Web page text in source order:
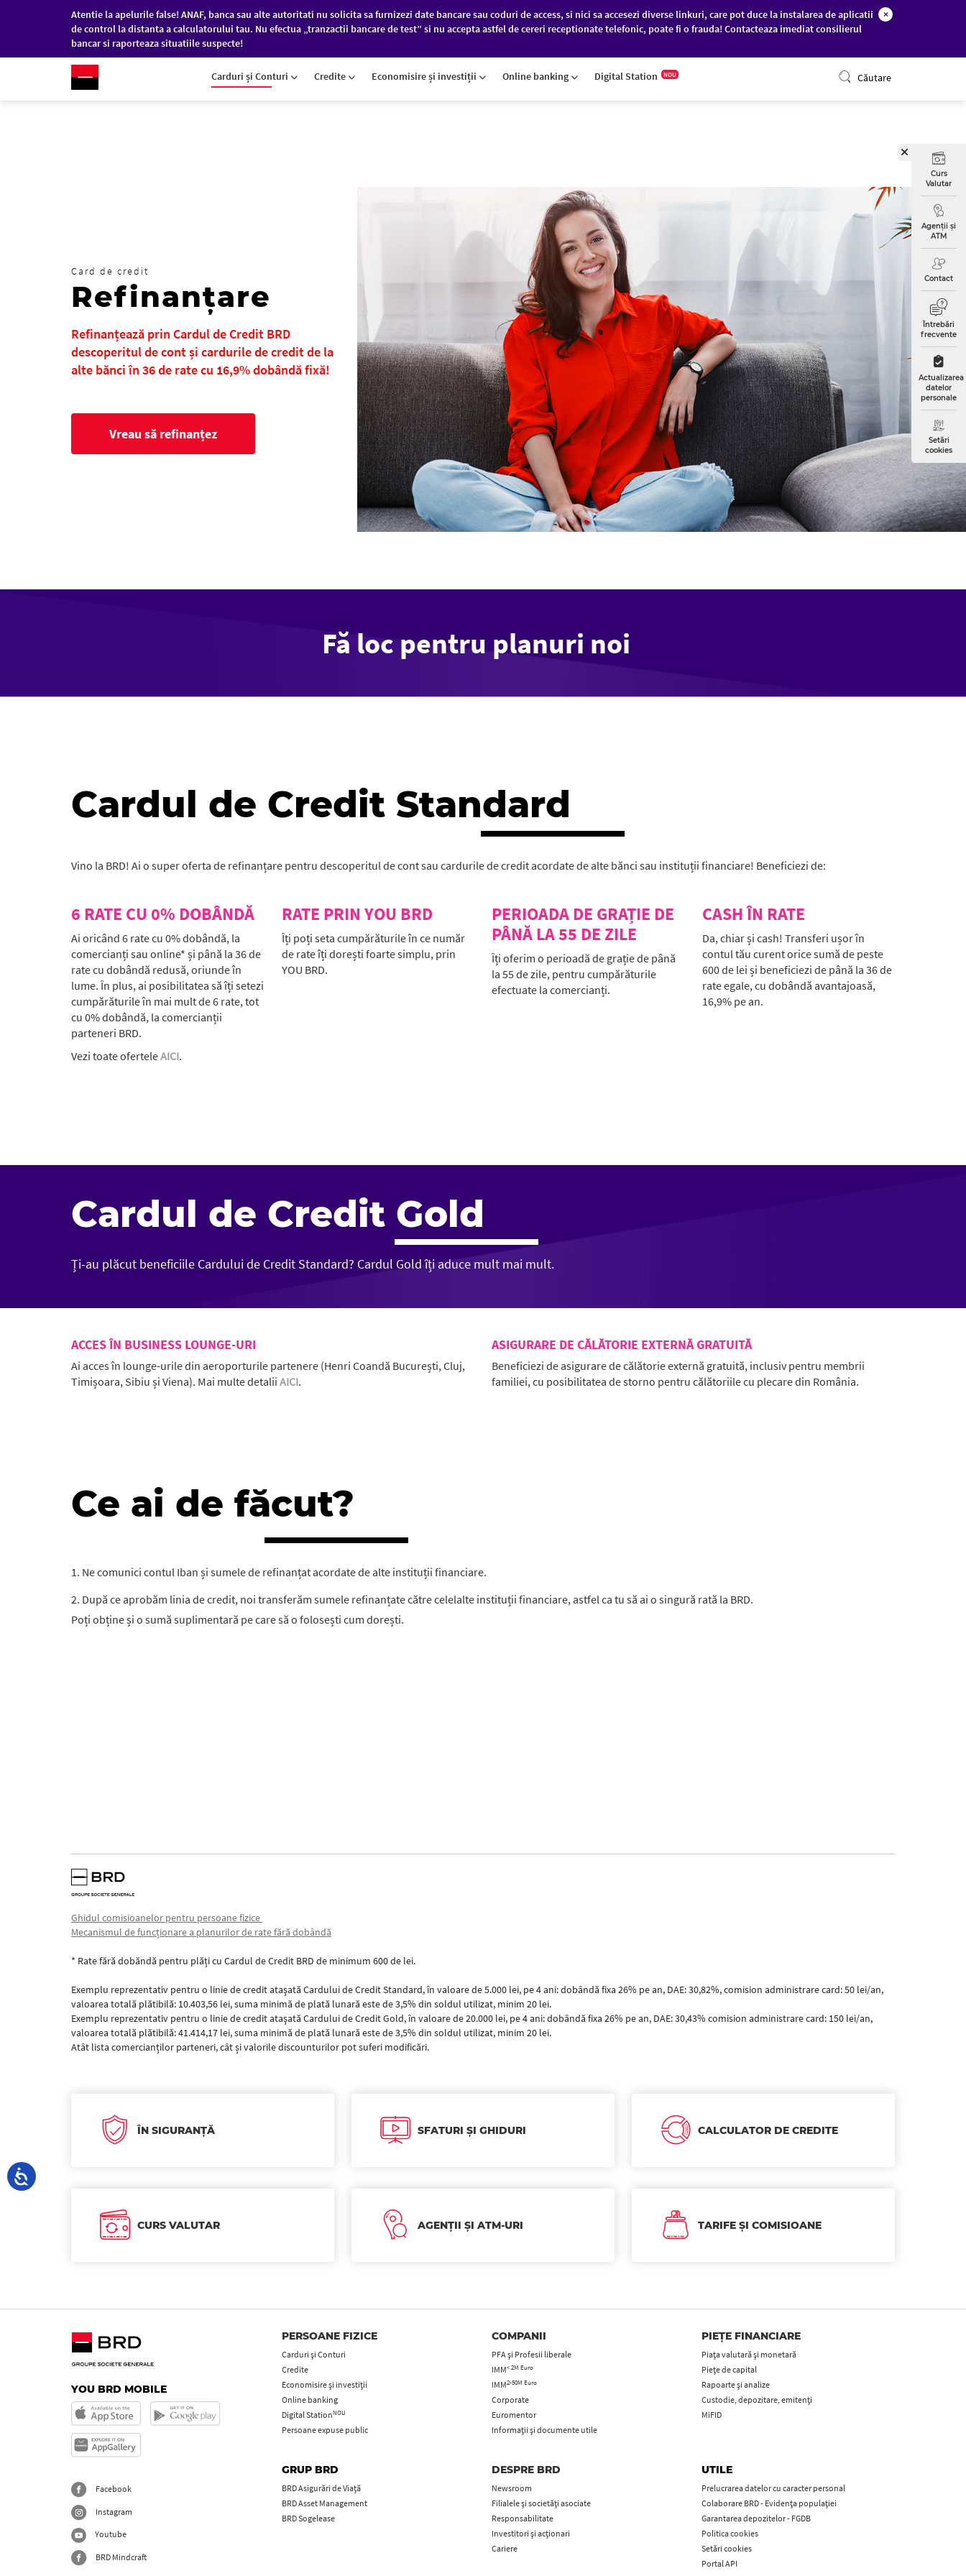
Atentie la apelurile false! ANAF, banca sau alte autoritati nu solicita sa furnizezi date bancare sau coduri de access, si nici sa accesezi diverse linkuri, care pot duce la instalarea de aplicatii
de control la distanta a calculatorului tau. Nu efectua „tranzactii bancare de test” si nu accepta astfel de cereri receptionate telefonic, poate fi o frauda! Contacteaza imediat consilierul
bancar si raporteaza situatiile suspecte!
×
RO/EN PERSOANE FIZICE
Carduri și Conturi Credite Economisire și investiții Online banking Digital Station NOU Căutare
Curs
Valutar
Agenții și
ATM
Contact
Întrebări
frecvente
Actualizarea
datelor
personale
Setări
cookies
Card de credit
Refinanțare
Refinanțează prin Cardul de Credit BRD
descoperitul de cont și cardurile de credit de la
alte bănci în 36 de rate cu 16,9% dobândă fixă!
Vreau să refinanțez
Fă loc pentru planuri noi
Cardul de Credit Standard
Vino la BRD! Ai o super oferta de refinanțare pentru descoperitul de cont sau cardurile de credit acordate de alte bănci sau instituții financiare! Beneficiezi de:
6 RATE CU 0% DOBÂNDĂ
Ai oricând 6 rate cu 0% dobândă, la
comercianți sau online* și până la 36 de
rate cu dobândă redusă, oriunde în
lume. În plus, ai posibilitatea să îți setezi
cumpărăturile în mai mult de 6 rate, tot
cu 0% dobândă, la comercianții
parteneri BRD.
Vezi toate oferteleAICI.
RATE PRIN YOU BRD
Îți poți seta cumpărăturile în ce număr
de rate îți dorești foarte simplu, prin
YOU BRD.
PERIOADA DE GRAȚIE DE
PÂNĂ LA 55 DE ZILE
Îți oferim o perioadă de grație de până
la 55 de zile, pentru cumpărăturile
efectuate la comercianți.
CASH ÎN RATE
Da, chiar și cash! Transferi ușor în
contul tău curent orice sumă de peste
600 de lei și beneficiezi de până la 36 de
rate egale, cu dobândă avantajoasă,
16,9% pe an.
Cardul de Credit Gold
Ți-au plăcut beneficiile Cardului de Credit Standard? Cardul Gold îți aduce mult mai mult.
ACCES ÎN BUSINESS LOUNGE-URI
Ai acces în lounge-urile din aeroporturile partenere (Henri Coandă București, Cluj,
Timișoara, Sibiu și Viena). Mai multe detalii AICI.
ASIGURARE DE CĂLĂTORIE EXTERNĂ GRATUITĂ
Beneficiezi de asigurare de călătorie externă gratuită, inclusiv pentru membrii
familiei, cu posibilitatea de storno pentru călătoriile cu plecare din România.
Ce ai de făcut?
1. Ne comunici contul Iban și sumele de refinanțat acordate de alte instituții financiare.
2. După ce aprobăm linia de credit, noi transferăm sumele refinanțate către celelalte instituții financiare, astfel ca tu să ai o singură rată la BRD.
Poți obține și o sumă suplimentară pe care să o folosești cum dorești.
Ghidul comisioanelor pentru persoane fizice
Mecanismul de funcționare a planurilor de rate fără dobândă
* Rate fără dobăndă pentru plăți cu Cardul de Credit BRD de minimum 600 de lei.
Exemplu reprezentativ pentru o linie de credit ataşată Cardului de Credit Standard, în valoare de 5.000 lei, pe 4 ani: dobândă fixa 26% pe an, DAE: 30,82%, comision administrare card: 50 lei/an,
valoarea totală plătibilă: 10.403,56 lei, suma minimă de plată lunară este de 3,5% din soldul utilizat, minim 20 lei.
Exemplu reprezentativ pentru o linie de credit ataşată Cardului de Credit Gold, în valoare de 20.000 lei, pe 4 ani: dobândă fixa 26% pe an, DAE: 30,43% comision administrare card: 150 lei/an,
valoarea totală plătibilă: 41.414,17 lei, suma minimă de plată lunară este de 3,5% din soldul utilizat, minim 20 lei.
Atât lista comercianților parteneri, cât și valorile discounturilor pot suferi modificări.
ÎN SIGURANȚĂ SFATURI ȘI GHIDURI CALCULATOR DE CREDITE
CURS VALUTAR AGENȚII ȘI ATM-URI TARIFE ȘI COMISIOANE
YOU BRD MOBILE
Facebook
Instagram
Youtube
BRD Mindcraft
PERSOANE FIZICE
Carduri şi Conturi
Credite
Economisire și investiții
Online banking
Digital StationNOU
Persoane expuse public
COMPANII
PFA şi Profesii liberale
IMM< 2M Euro
IMM2-50M Euro
Corporate
Euromentor
Informații și documente utile
PIEȚE FINANCIARE
Piața valutară și monetară
Piețe de capital
Rapoarte și analize
Custodie, depozitare, emitenți
MiFID
GRUP BRD
BRD Asigurări de Viață
BRD Asset Management
BRD Sogelease
DESPRE BRD
Newsroom
Filialele și societăți asociate
Responsabilitate
Investitori și acționari
Cariere
UTILE
Prelucrarea datelor cu caracter personal
Colaborare BRD - Evidența populației
Garantarea depozitelor - FGDB
Politica cookies
Setări cookies
Portal API